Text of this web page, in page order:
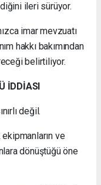
ileri sürüyor.
imar mevzuatı
hakkı bakımından
belirtiliyor.
İDDİASI
değil.
ve
dönüştüğü öne